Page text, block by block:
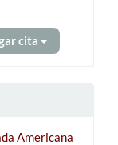
cita
Americana